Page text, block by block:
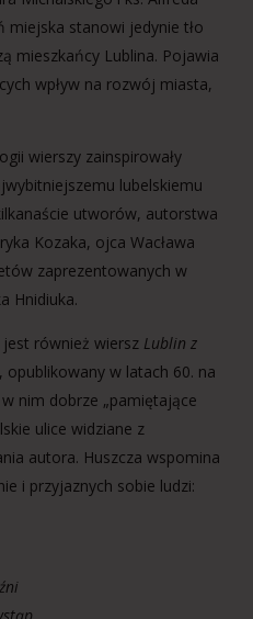
miejska stanowi jedynie tło
mieszkańcy Lublina. Pojawia
wpływ na rozwój miasta,
wierszy zainspirowały
lubelskiemu
utworów, autorstwa
Kozaka, ojca Wacława
zaprezentowanych w
Hnidiuka.
również wiersz Lublin z
opublikowany w latach 60. na
nim dobrze „pamiętające
ulice widziane z
autora. Huszcza wspomina
i przyjaznych sobie ludzi: